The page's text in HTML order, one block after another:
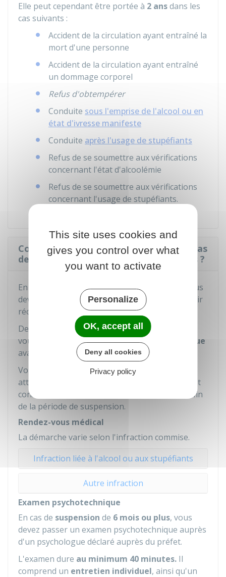
Elle peut cependant être portée à 2 ansdans les
cas suivants :
Accident de la circulation ayant entraîné la
mort d'une personne
Accident de la circulation ayant entraîné
un dommage corporel
Refus d'obtempérer
Conduite sous l'emprise de l'alcool ou en
état d'ivresse manifeste
Conduite après l'usage de stupéfiants
Refus de se soumettre aux vérifications
concernant l'état d'alcoolémie
Refus de se soumettre aux vérifications
concernant l'usage de stupéfiants.
Comment faire le contrôle médical en cas
de suspension administrative du permis ?
En cas de suspension supérieure à 1 mois
, vous
devez passer un contrôle médical
pour pouvoir
récupérer votre permis de conduire.
De plus, si la suspension est de 6 mois ou plus,
vous devez passer unexamen psychotechnique
avant de passer le contrôle médical.
Vous devez passer le contrôle médical sans
attendre la fin de la période de suspension. Il est
conseillé de le réaliser environ 1 mois avant la fin
de la période de suspension.
Rendez-vous médical
La démarche varie selon l'infraction commise.
Infraction liée à l'alcool ou aux stupéfiants
Autre infraction
Examen psychotechnique
En cas de suspension de 6 mois ou plus, vous
devez passer un examen psychotechnique auprès
d'un psychologue déclaré auprès du préfet.
L'examen dure au minimum 40 minutes. Il
comprend un entretien individuel, ainsi qu'un
This site uses cookies and
gives you control over what
you want to activate
Personalize
OK, accept all
Deny all cookies
Privacy policy